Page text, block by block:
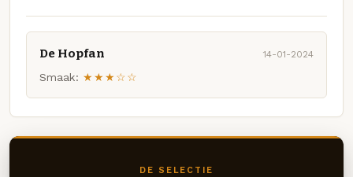
De Hopfan 14-01-2024
Smaak: ★★★☆☆
DE SELECTIE